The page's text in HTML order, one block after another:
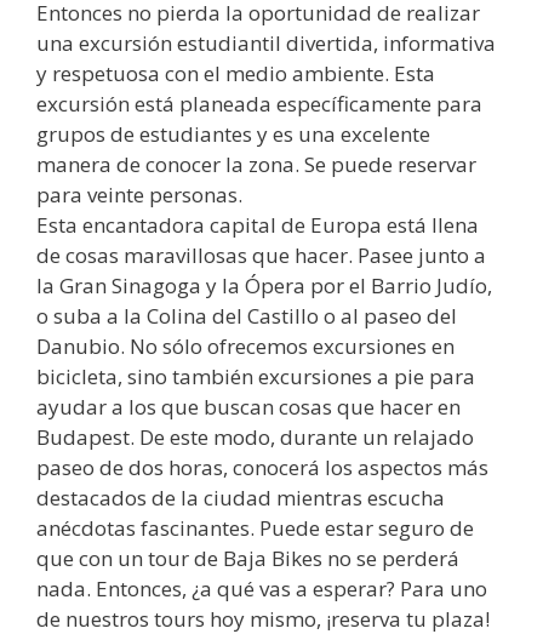
Entonces no pierda la oportunidad de realizar
una excursión estudiantil divertida, informativa
y respetuosa con el medio ambiente. Esta
excursión está planeada específicamente para
grupos de estudiantes y es una excelente
manera de conocer la zona. Se puede reservar
para veinte personas.
Esta encantadora capital de Europa está llena
de cosas maravillosas que hacer. Pasee junto a
la Gran Sinagoga y la Ópera por el Barrio Judío,
o suba a la Colina del Castillo o al paseo del
Danubio. No sólo ofrecemos excursiones en
bicicleta, sino también excursiones a pie para
ayudar a los que buscan cosas que hacer en
Budapest. De este modo, durante un relajado
paseo de dos horas, conocerá los aspectos más
destacados de la ciudad mientras escucha
anécdotas fascinantes. Puede estar seguro de
que con un tour de Baja Bikes no se perderá
nada. Entonces, ¿a qué vas a esperar? Para uno
de nuestros tours hoy mismo, ¡reserva tu plaza!